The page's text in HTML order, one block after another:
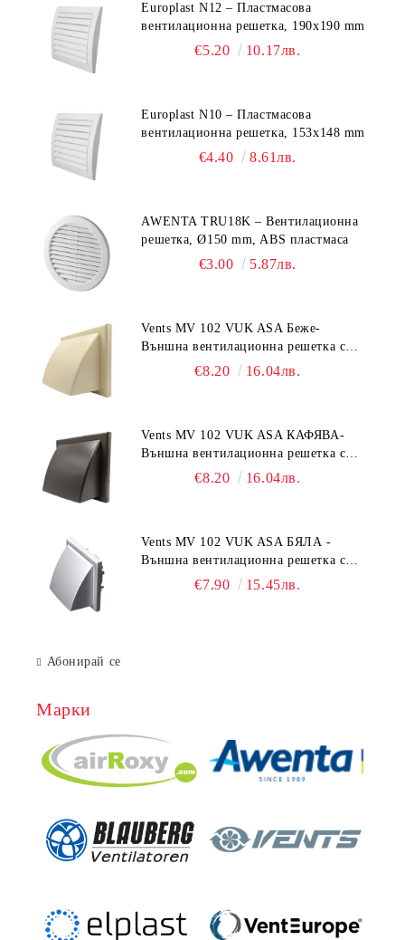
Europlast N12 – Пластмасова
вентилационна решетка, 190x190 mm
€5.20 10.17лв.
Europlast N10 – Пластмасова
вентилационна решетка, 153x148 mm
€4.40 8.61лв.
AWENTA TRU18K – Вентилационна
решетка, Ø150 mm, ABS пластмаса
€3.00 5.87лв.
Vents MV 102 VUK ASA Беже-
Външна вентилационна решетка с
гравитачна клапа Ø 100, Ø 125,
€8.20 16.04лв.
Vents MV 102 VUK ASA КАФЯВА-
Външна вентилационна решетка с
гравитачна клапа Ø 100, Ø 125,
€8.20 16.04лв.
Vents MV 102 VUK ASA БЯЛА -
Външна вентилационна решетка с
гравитачна клапа Ø 100, Ø 125,
€7.90 15.45лв.
Абонирай се
Марки